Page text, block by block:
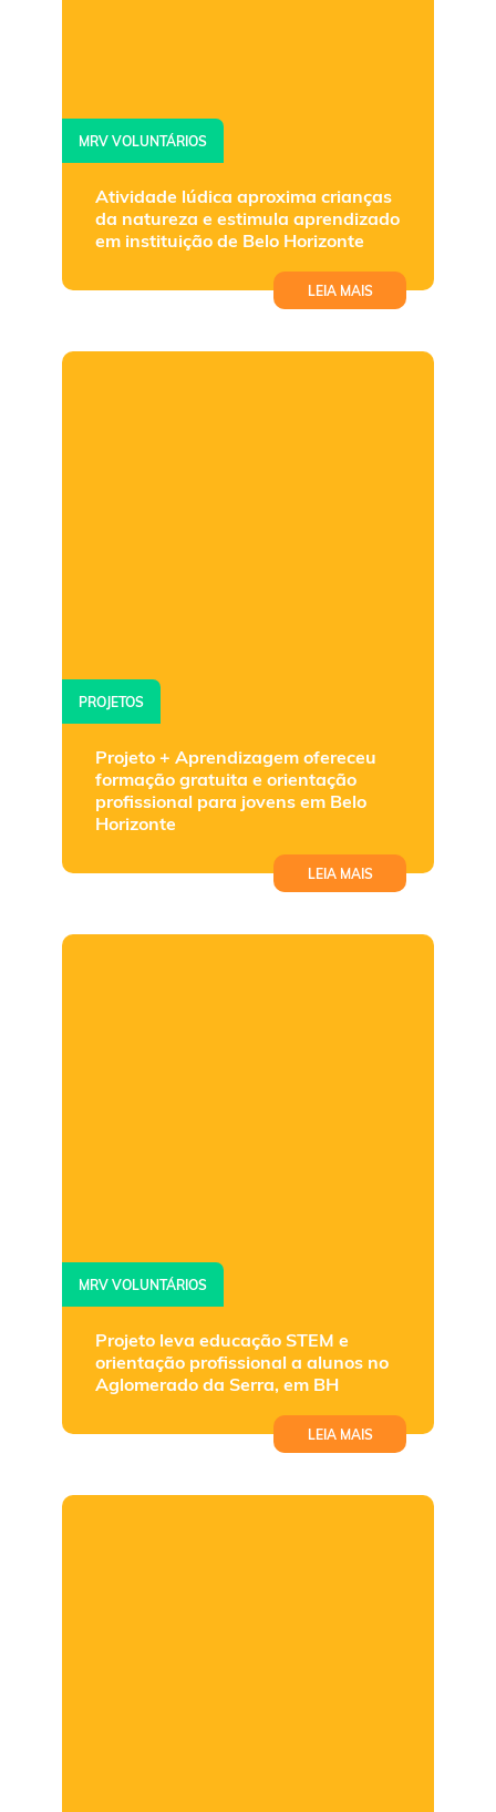
MRV VOLUNTÁRIOS
Atividade lúdica aproxima crianças
da natureza e estimula aprendizado
em instituição de Belo Horizonte
LEIA MAIS
PROJETOS
Projeto + Aprendizagem ofereceu
formação gratuita e orientação
profissional para jovens em Belo
Horizonte
LEIA MAIS
MRV VOLUNTÁRIOS
Projeto leva educação STEM e
orientação profissional a alunos no
Aglomerado da Serra, em BH
LEIA MAIS